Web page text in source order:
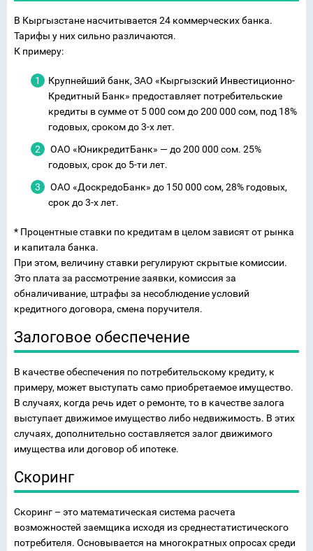
В Кыргызстане насчитывается 24 коммерческих банка.
Тарифы у них сильно различаются.
К примеру:
Крупнейший банк, ЗАО «Кыргызский Инвестиционно-
Кредитный Банк» предоставляет потребительские
кредиты в сумме от 5 000 сом до 200 000 сом, под 18%
годовых, сроком до 3-х лет.
ОАО «ЮникредитБанк» — до 200 000 сом. 25%
годовых, срок до 5-ти лет.
ОАО «ДоскредоБанк» до 150 000 сом, 28% годовых,
срок до 3-х лет.
* Процентные ставки по кредитам в целом зависят от рынка
и капитала банка.
При этом, величину ставки регулируют скрытые комиссии.
Это плата за рассмотрение заявки, комиссия за
обналичивание, штрафы за несоблюдение условий
кредитного договора, смена поручителя.
Залоговое обеспечение
В качестве обеспечения по потребительскому кредиту, к
примеру, может выступать само приобретаемое имущество.
В случаях, когда речь идет о ремонте, то в качестве залога
выступает движимое имущество либо недвижимость. В этих
случаях, дополнительно составляется залог движимого
имущества или договор об ипотеке.
Скоринг
Скоринг – это математическая система расчета
возможностей заемщика исходя из среднестатистического
потребителя. Основывается на многократных опросах среди